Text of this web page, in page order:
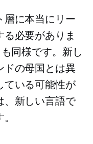
層に本当にリー
必要がありま
同様です。新し
ドの母国とは異
ている可能性が
、新しい言語で